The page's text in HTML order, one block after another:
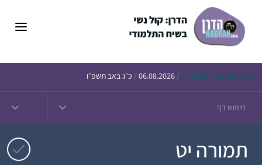
Today’s Daf – זבחים נ״ו /
06.08.2026
/ כ״ג באב תשפ״ו
תמורה יט